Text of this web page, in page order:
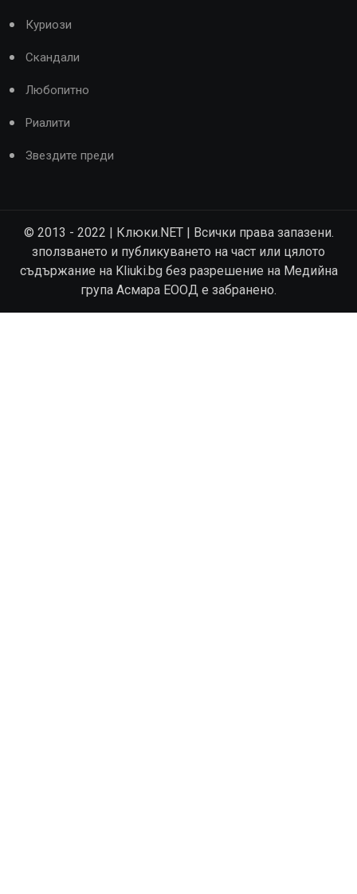
Куриози
Скандали
Любопитно
Риалити
Звездите преди
© 2013 - 2022 | Клюки.NET | Всички права запазени.
зползването и публикуването на част или цялото
съдържание на Kliuki.bg без разрешение на Медийна
група Асмара ЕООД е забранено.